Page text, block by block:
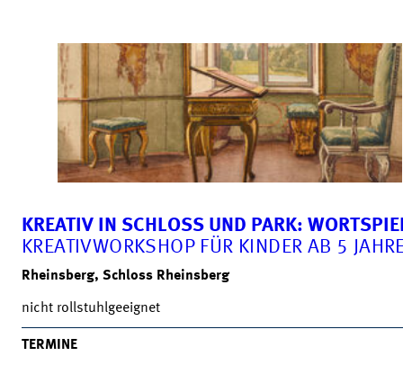
KREATIV IN SCHLOSS UND PARK:
KREATIVWORKSHOP FÜR KINDER AB 5
Rheinsberg, Schloss Rheinsberg
nicht rollstuhlgeeignet
TERMINE